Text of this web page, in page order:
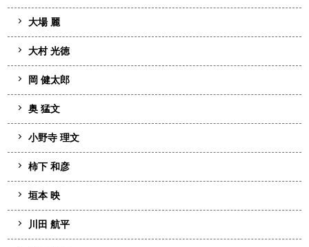
大場 麗
大村 光徳
岡 健太郎
奥 猛文
小野寺 理文
柿下 和彦
垣本 映
川田 航平